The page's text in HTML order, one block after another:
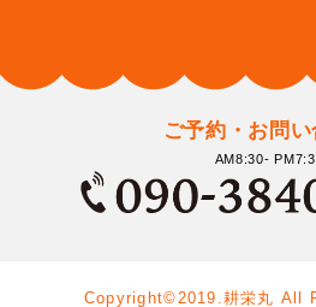
ご予約・お問
AM8:30-
Copyright©2019.耕栄丸 All